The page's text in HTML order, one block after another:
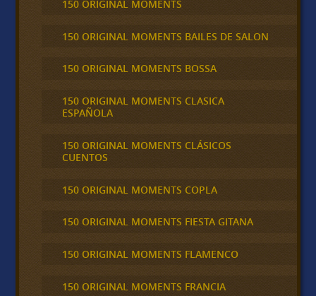
150 ORIGINAL MOMENTS
150 ORIGINAL MOMENTS BAILES DE SALON
150 ORIGINAL MOMENTS BOSSA
150 ORIGINAL MOMENTS CLASICA
ESPAÑOLA
150 ORIGINAL MOMENTS CLÁSICOS
CUENTOS
150 ORIGINAL MOMENTS COPLA
150 ORIGINAL MOMENTS FIESTA GITANA
150 ORIGINAL MOMENTS FLAMENCO
150 ORIGINAL MOMENTS FRANCIA